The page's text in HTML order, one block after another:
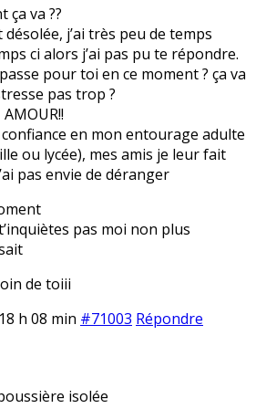
ça va ??
j’ai très peu de temps
ci alors j’ai pas pu te répondre.
pour toi en ce moment ? ça va
pas trop ?
confiance en mon entourage adulte
ou lycée), mes amis je leur fait
pas envie de déranger
pas moi non plus
de toiii
h 08 min #71003 Répondre
isolée